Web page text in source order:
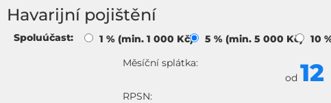
Havarijní pojištění
Spoluúčast: 1 % (min. 1 000 Kč) 5 % (min. 5 000 Kč)
10
Měsíční splátka:
od
RPSN: